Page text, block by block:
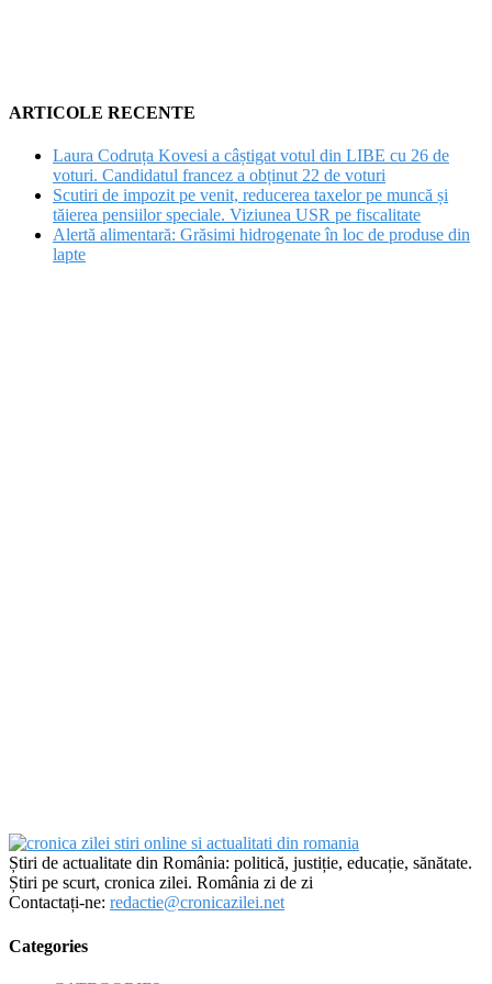
ARTICOLE RECENTE
Laura Codruța Kovesi a câștigat votul din LIBE cu 26 de
voturi. Candidatul francez a obținut 22 de voturi
Scutiri de impozit pe venit, reducerea taxelor pe muncă și
tăierea pensiilor speciale. Viziunea USR pe fiscalitate
Alertă alimentară: Grăsimi hidrogenate în loc de produse din
lapte
Știri de actualitate din România: politică, justiție, educație, sănătate.
Știri pe scurt, cronica zilei. România zi de zi
Contactați-ne: redactie@cronicazilei.net
Categories